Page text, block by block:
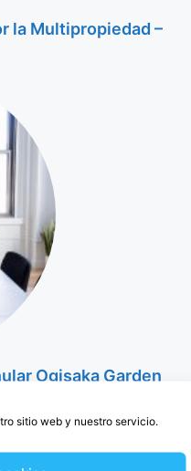
sitio web y nuestro servicio.
la Multipropiedad –
Ogisaka Garden